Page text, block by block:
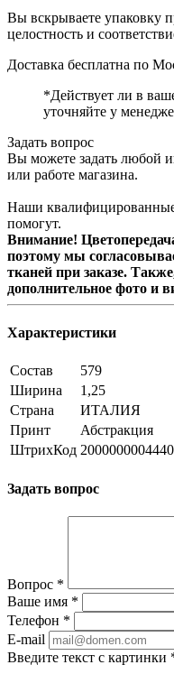
Вы вскрываете упаковку
целостность и
Доставка бесплатна по
*Действует ли в
уточняйте у
Задать вопрос
Вы можете задать любой
или работе магазина.
Наши квалифицированные
помогут.
Внимание!
поэтому мы
тканей при заказе.
дополнительное фото и
Характеристики
Состав
579
Ширина
1,25
Страна
ИТАЛИЯ
Принт
Абстракция
ШтрихКод 2000000004440
Задать вопрос
Вопрос *
Ваше имя *
Телефон *
E-mail
Введите текст с картинки